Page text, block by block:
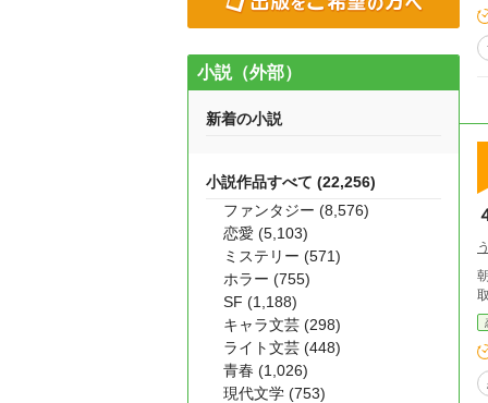
小説（外部）
新着の小説
小説作品すべて (22,256)
ファンタジー (8,576)
恋愛 (5,103)
ミステリー (571)
ホラー (755)
SF (1,188)
キャラ文芸 (298)
ライト文芸 (448)
青春 (1,026)
現代文学 (753)